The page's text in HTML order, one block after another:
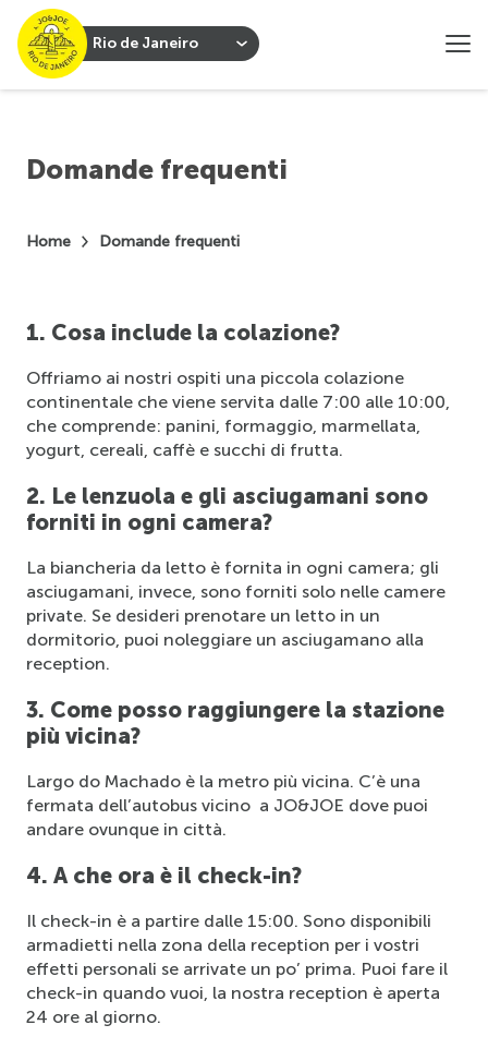
Rio de Janeiro
Domande frequenti
Home Domande frequenti
1. Cosa include la colazione?
Offriamo ai nostri ospiti una piccola colazione
continentale che viene servita dalle 7:00 alle 10:00,
che comprende: panini, formaggio, marmellata,
yogurt, cereali, caffè e succhi di frutta.
2. Le lenzuola e gli asciugamani sono
forniti in ogni camera?
La biancheria da letto è fornita in ogni camera; gli
asciugamani, invece, sono forniti solo nelle camere
private. Se desideri prenotare un letto in un
dormitorio, puoi noleggiare un asciugamano alla
reception.
3. Come posso raggiungere la stazione
più vicina?
Largo do Machado è la metro più vicina. C’è una
fermata dell’autobus vicino a JO&JOE dove puoi
andare ovunque in città.
4. A che ora è il check-in?
Il check-in è a partire dalle 15:00. Sono disponibili
armadietti nella zona della reception per i vostri
effetti personali se arrivate un po’ prima. Puoi fare il
check-in quando vuoi, la nostra reception è aperta
24 ore al giorno.